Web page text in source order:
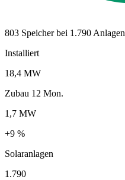
803 Speicher bei 1.790 Anlagen
Installiert
18,4 MW
Zubau 12 Mon.
1,7 MW
+9 %
Solaranlagen
1.790